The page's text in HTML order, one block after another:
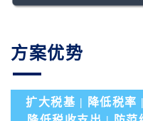
方案优势
扩大税基 | 降低税率